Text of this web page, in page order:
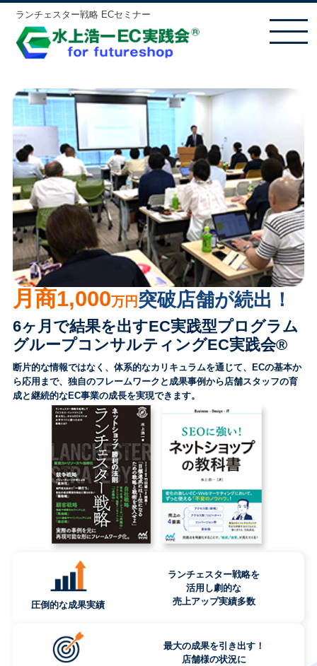
ランチェスター戦略 ECセミナー
月商1,000万円突破店舗が続出！
6ヶ月で結果を出すEC実践型プログラム
グループコンサルティングEC実践会®
断片的な情報ではなく、体系的なカリキュラムを通じて、ECの基本か
ら応用まで、独自のフレームワークと成果事例から店舗スタッフの育
成と継続的なEC事業の成長を実現できます。
圧倒的な成果実績
ランチェスター戦略を
活用し劇的な
売上アップ実績多数
最大の成果を引き出す！
店舗様の状況に